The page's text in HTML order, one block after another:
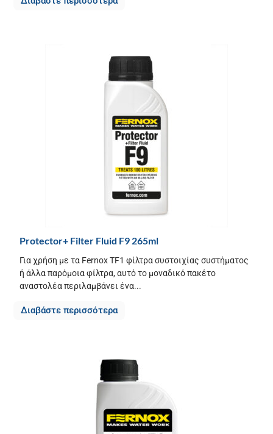
Protector+ Filter Fluid F9 265ml
Για χρήση με τα Fernox TF1 φίλτρα συστοιχίας συστήματος
ή άλλα παρόμοια φίλτρα, αυτό το μοναδικό πακέτο
αναστολέα περιλαμβάνει ένα...
Διαβάστε περισσότερα